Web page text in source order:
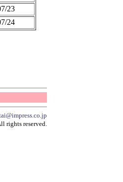
23
24
rights reserved.